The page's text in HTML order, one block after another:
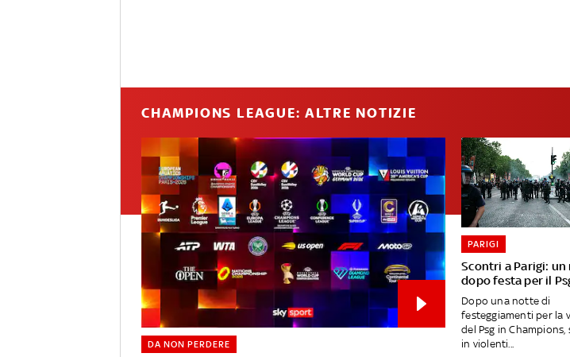
CHAMPIONS LEAGUE: ALTRE NOTIZIE
DA NON PERDERE
Scontri a Parigi:
dopo festa per il
PARIGI
Dopo una notte di
festeggiamenti per la
del Psg in Champions,
in violenti...